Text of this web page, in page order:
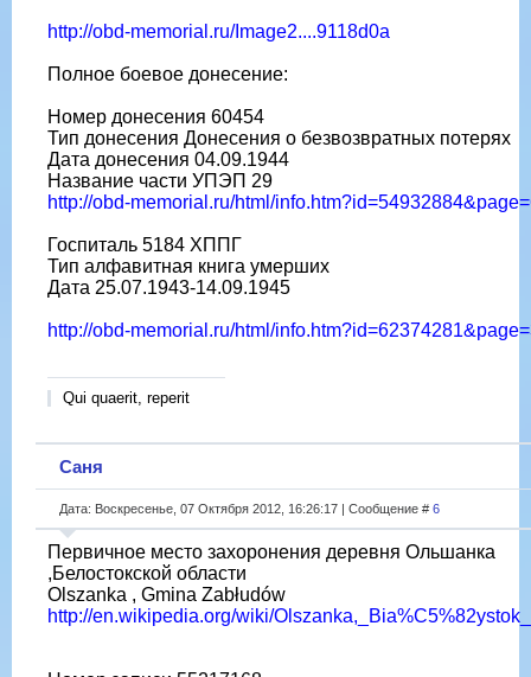
http://obd-memorial.ru/Image2....9118d0a
Полное боевое донесение:
Номер донесения 60454
Тип донесения Донесения о безвозвратных потерях
Дата донесения 04.09.1944
Название части УПЭП 29
http://obd-memorial.ru/html/
Госпиталь 5184 ХППГ
Тип алфавитная книга умерших
Дата 25.07.1943-14.09.1945
http://obd-memorial.ru/html/
Qui quaerit, reperit
Саня
Дата: Воскресенье, 07 Октября 2012, 16:26:17 | Сообщение # 6
Первичное место захоронения деревня Ольшанка
,Белостокской области
Olszanka , Gmina Zabłudów
http://en.wikipedia.org/wiki/